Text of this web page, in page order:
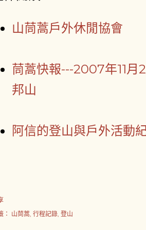
山茼蒿戶外休閒協會
茼蒿快報---2007年11月
邦山
阿信的登山與戶外活動
： 山茼蒿 行程記錄 登山